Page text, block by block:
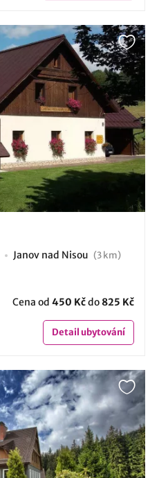
Janov nad Nisou (3 km)
Cena od 450 Kčdo 825 Kč
Detailubytování